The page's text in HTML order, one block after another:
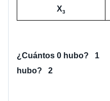
X3
¿Cuántos 0 hubo?   1
hubo?   2